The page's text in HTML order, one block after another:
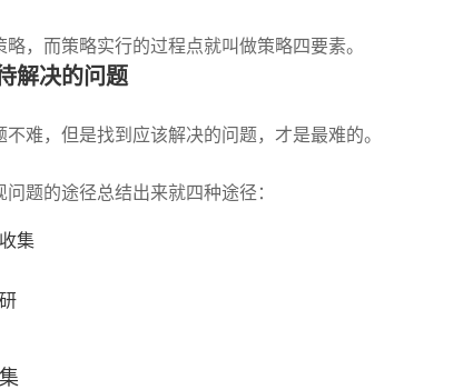
略，而策略实行的过程点就叫做策略四要素。
解决的问题
不难，但是找到应该解决的问题，才是最难的。
题的途径总结出来就四种途径：
集